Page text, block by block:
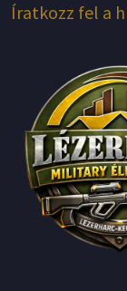
Íratkozz fel a